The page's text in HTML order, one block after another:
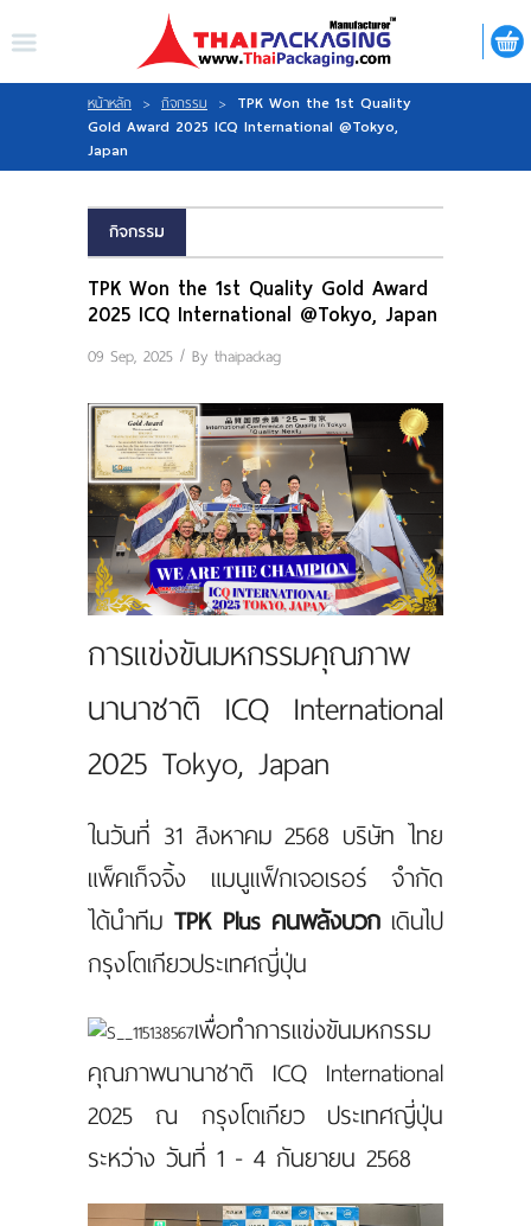
ไทย ENGLISH
LOGIN REGISTER
My Wishlist
หน้าหลัก
เกี่ยวกับเรา
กิจกรรม
ร่วมงานกับเรา
ติดต่อเรา
หน้าหลัก > กิจกรรม > TPK Won the 1st Quality
Gold Award 2025 ICQ International @Tokyo,
Japan
กิจกรรม
TPK Won the 1st Quality Gold Award
2025 ICQ International @Tokyo, Japan
09 Sep, 2025 / By thaipackag
การแข่งขันมหกรรมคุณภาพ
นานาชาติ ICQ International
2025 Tokyo, Japan
ในวันที่ 31 สิงหาคม 2568 บริษัท ไทย
แพ็คเก็จจิ้ง แมนูแฟ็กเจอเรอร์ จำกัด
ได้นำทีมTPK Plus คนพลังบวกเดินไป
กรุงโตเกียวประเทศญี่ปุ่น
เพื่อทำการแข่งขันมหกรรม
คุณภาพนานาชาติ ICQ International
2025 ณ กรุงโตเกียว ประเทศญี่ปุ่น
ระหว่าง วันที่ 1 - 4 กันยายน 2568